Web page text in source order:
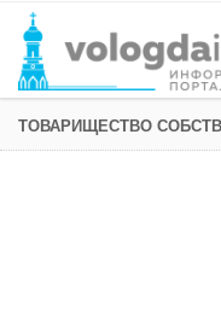
ТОВАРИЩЕСТВО